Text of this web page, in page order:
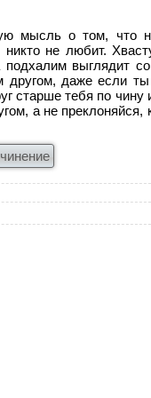
мысль о том, что
не любит.
выглядит
другом, даже если
старше тебя по чину
а не преклоняйся,